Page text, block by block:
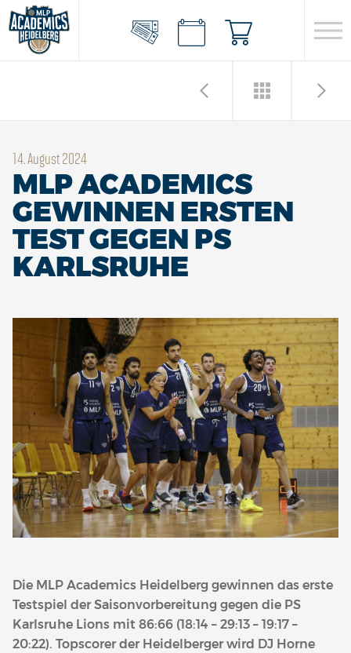
14. August 2024
MLP ACADEMICS
GEWINNEN ERSTEN
TEST GEGEN PS
KARLSRUHE
Die MLP Academics Heidelberg gewinnen das erste
Testspiel der Saisonvorbereitung gegen die PS
Karlsruhe Lions mit 86:66 (18:14 – 29:13 – 19:17 –
20:22). Topscorer der Heidelberger wird DJ Horne